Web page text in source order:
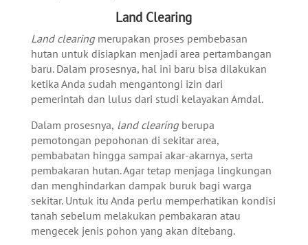
Land Clearing
Land clearingmerupakan proses pembebasan
hutan untuk disiapkan menjadi area pertambangan
baru. Dalam prosesnya, hal ini baru bisa dilakukan
ketika Anda sudah mengantongi izin dari
pemerintah dan lulus dari studi kelayakan Amdal.
Dalam prosesnya, land clearingberupa
pemotongan pepohonan di sekitar area,
pembabatan hingga sampai akar-akarnya, serta
pembakaran hutan. Agar tetap menjaga lingkungan
dan menghindarkan dampak buruk bagi warga
sekitar. Untuk itu Anda perlu memperhatikan kondisi
tanah sebelum melakukan pembakaran atau
mengecek jenis pohon yang akan ditebang.